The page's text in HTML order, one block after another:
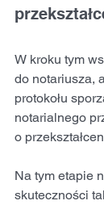
W kroku tym
do notariusza,
protokołu
notarialnego
o
Na tym etapie
skuteczności